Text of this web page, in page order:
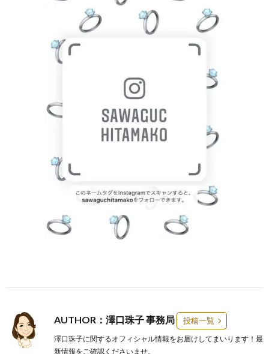
AUTHOR：澤口珠子 事務局 投稿一覧
澤口珠子に関するオフィシャル情報をお届けしてまいります！最
新情報をご確認くださいませ。